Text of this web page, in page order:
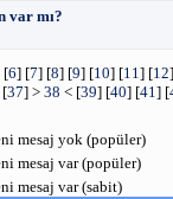
var mı?
[6] [7] [8] [9] [10] [11] [12
[37] > 38 < [39] [40] [41] [
mesaj yok (popüler)
mesaj var (popüler)
mesaj var (sabit)